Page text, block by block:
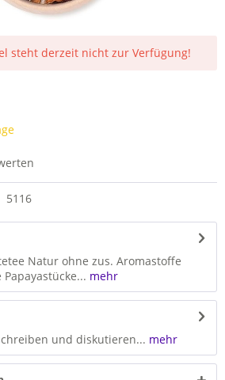
steht derzeit nicht zur Verfügung!
5116
Natur ohne zus. Aromastoffe
mehr
und diskutieren... mehr